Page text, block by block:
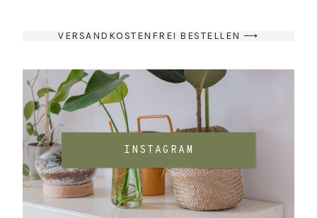
VERSANDKOSTENFREI BESTELLEN ⟶
INSTAGRAM